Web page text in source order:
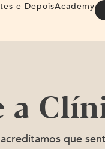
e DepoisAcademy
a
que